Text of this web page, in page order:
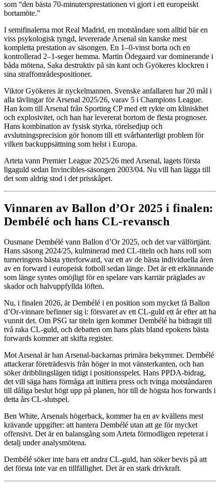
som “den bästa 70-minutersprestationen vi gjort i ett europeiskt
bortamöte.”
I semifinalerna mot Real Madrid, en motståndare som alltid bär en
viss psykologisk tyngd, levererade Arsenal sin kanske mest
kompletta prestation av säsongen. En 1–0-vinst borta och en
kontrollerad 2–1-seger hemma. Martin Ödegaard var dominerande i
båda mötena, Saka destruktiv på sin kant och Gyökeres klockren i
sina straffområdespositioner.
Viktor Gyökeres är nyckelmannen. Svenske anfallaren har 20 mål i
alla tävlingar för Arsenal 2025/26, varav 5 i Champions League.
Han kom till Arsenal från Sporting CP med ett rykte om kliniskhet
och explosivitet, och han har levererat bortom de flesta prognoser.
Hans kombination av fysisk styrka, rörelsedjup och
avslutningsprecision gör honom till ett svårhanterligt problem för
vilken backuppsättning som helst i Europa.
Arteta vann Premier League 2025/26 med Arsenal, lagets första
ligaguld sedan Invincibles-säsongen 2003/04. Nu vill han lägga till
det som aldrig stod i det prisskåpet.
Vinnaren av Ballon d’Or 2025 i finalen:
Dembélé och hans CL-revansch
Ousmane Dembélé vann Ballon d’Or 2025, och det var välförtjänt.
Hans säsong 2024/25, kulminerad med CL-titeln och hans roll som
turneringens bästa ytterforward, var ett av de bästa individuella åren
av en forward i europeisk fotboll sedan länge. Det är ett erkännande
som länge syntes omöjligt för en spelare vars karriär präglades av
skador och halvuppfyllda löften.
Nu, i finalen 2026, är Dembélé i en position som mycket få Ballon
d’Or-vinnare befinner sig i: försvaret av ett CL-guld ett år efter att ha
vunnit det. Om PSG tar titeln igen kommer Dembélé ha bidragit till
två raka CL-guld, och debatten om hans plats bland epokens bästa
forwards kommer att skifta register.
Mot Arsenal är han Arsenal-backarnas primära bekymmer. Dembélé
attackerar företrädesvis från höger in mot vänsterkanten, och han
söker dribblingslägen tidigt i positionsspelet. Hans PPDA-bidrag,
det vill säga hans förmåga att initiera press och tvinga motståndaren
till dåliga beslut högt upp på planen, hör till de högsta hos forwards i
detta års CL-slutspel.
Ben White, Arsenals högerback, kommer ha en av kvällens mest
krävande uppgifter: att hantera Dembélé utan att ge för mycket
offensivt. Det är en balansgång som Arteta förmodligen repeterat i
detalj under analysmötena.
Dembélé söker inte bara ett andra CL-guld, han söker bevis på att
det första inte var en tillfällighet. Det är en stark drivkraft.